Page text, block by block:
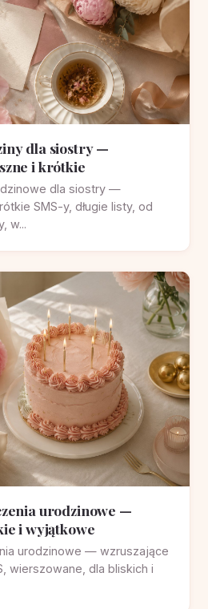
dla siostry —
i krótkie
dla siostry —
SMS-y, długie listy, od
w...
urodzinowe —
i wyjątkowe
urodzinowe — wzruszające
wierszowane, dla bliskich i